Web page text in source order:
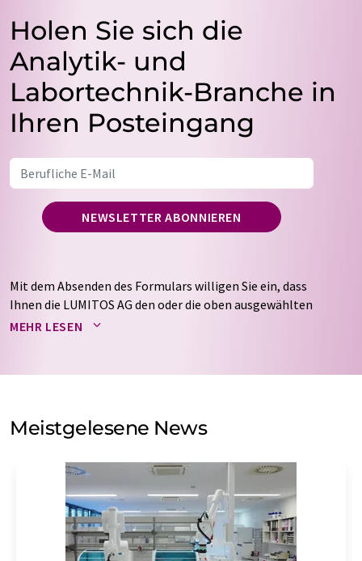
Holen Sie sich die
Analytik- und
Labortechnik-Branche in
Ihren Posteingang
NEWSLETTER ABONNIEREN
Mit dem Absenden des Formulars willigen Sie ein, dass
Ihnen die LUMITOS AG den oder die oben ausgewählten
Newsletter per E-Mail zusendet. Ihre Daten werden
auf Basis unsererDatenschutzerklärung. LUMITOS darf
Meinungsforschung per E-Mail kontaktieren. Ihre
Einwilligung können Sie jederzeit ohne Angabe von
Str. 2, 12489 Berlin oder per E-Mail unter
widerruf@lumitos.commit Wirkung für die Zukunft
widerrufen. Zudem ist in jeder E-Mail ein Link zur
Abbestellung des entsprechenden Newsletters
enthalten.
MEHR LESEN
Meistgelesene News